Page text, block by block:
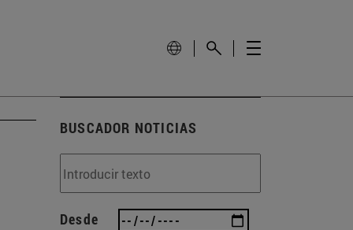
BUSCADOR NOTICIAS
Desde